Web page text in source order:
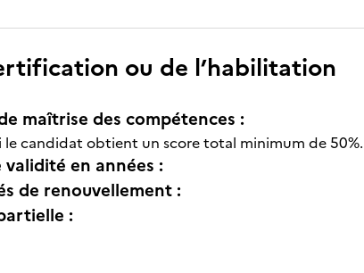
ou de l’habilitation
maîtrise des compétences :
candidat obtient un score total minimum de 50%.
en années :
de renouvellement :
: